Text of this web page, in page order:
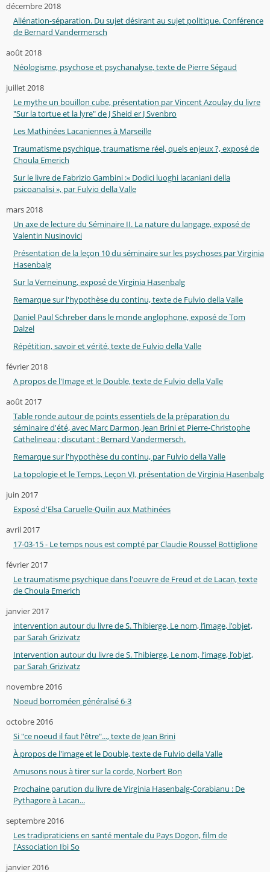
décembre 2018
Aliénation-séparation. Du sujet désirant au sujet politique. Conférence
de Bernard Vandermersch
août 2018
Néologisme, psychose et psychanalyse, texte de Pierre Ségaud
juillet 2018
Le mythe un bouillon cube, présentation par Vincent Azoulay du livre
"Sur la tortue et la lyre" de J Sheid er J Svenbro
Les Mathinées Lacaniennes à Marseille
Traumatisme psychique, traumatisme réel, quels enjeux ?, exposé de
Choula Emerich
Sur le livre de Fabrizio Gambini :« Dodici luoghi lacaniani della
psicoanalisi », par Fulvio della Valle
mars 2018
Un axe de lecture du Séminaire II. La nature du langage, exposé de
Valentin Nusinovici
Présentation de la leçon 10 du séminaire sur les psychoses par Virginia
Hasenbalg
Sur la Verneinung, exposé de Virginia Hasenbalg
Remarque sur l'hypothèse du continu, texte de Fulvio della Valle
Daniel Paul Schreber dans le monde anglophone, exposé de Tom
Dalzel
Répétition, savoir et vérité, texte de Fulvio della Valle
février 2018
A propos de l'Image et le Double, texte de Fulvio della Valle
août 2017
Table ronde autour de points essentiels de la préparation du
séminaire d'été, avec Marc Darmon, Jean Brini et Pierre-Christophe
Cathelineau ; discutant : Bernard Vandermersch.
Remarque sur l'hypothèse du continu, par Fulvio della Valle
La topologie et le Temps, Leçon VI, présentation de Virginia Hasenbalg
juin 2017
Exposé d'Elsa Caruelle-Quilin aux Mathinées
avril 2017
17-03-15 - Le temps nous est compté par Claudie Roussel Bottiglione
février 2017
Le traumatisme psychique dans l'oeuvre de Freud et de Lacan, texte
de Choula Emerich
janvier 2017
intervention autour du livre de S. Thibierge, Le nom, l’image, l’objet,
par Sarah Grizivatz
Intervention autour du livre de S. Thibierge, Le nom, l’image, l’objet,
par Sarah Grizivatz
novembre 2016
Noeud borroméen généralisé 6-3
octobre 2016
Si "ce noeud il faut l'être"..., texte de Jean Brini
À propos de l'image et le Double, texte de Fulvio della Valle
Amusons nous à tirer sur la corde, Norbert Bon
Prochaine parution du livre de Virginia Hasenbalg-Corabianu : De
Pythagore à Lacan...
septembre 2016
Les tradipraticiens en santé mentale du Pays Dogon, film de
l'Association Ibi So
janvier 2016